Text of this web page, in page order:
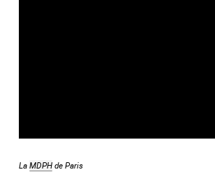
La MDPH de Paris